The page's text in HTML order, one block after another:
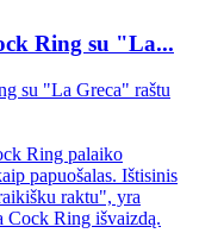
Ring su "La...
Ring palaiko
papuošalas. Ištisinis
raktu", yra
Cock Ring išvaizdą.